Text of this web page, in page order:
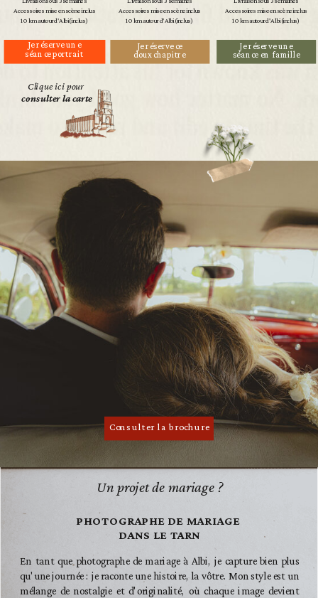
Clique ici pour
consulter la carte
Je réserve une
séance en famille
Accessoires mise en scène inclus
10 km autour d'Albi (inclus)
Je réserve ce
doux chapitre
Accessoires mise en scène inclus
10 km autour d'Albi (inclus)
Je réserve une
séance portrait
Accessoires mise en scène inclus
10 km autour d'Albi (inclus)
Consulter la brochure
En tant que photographe de mariage à Albi, je capture bien plus
qu'une journée : je raconte une histoire, la vôtre. Mon style est un
mélange de nostalgie et d'originalité, où chaque image devient
PHOTOGRAPHE DE MARIAGE
DANS LE TARN
Un projet de mariage ?